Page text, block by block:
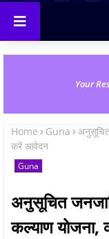
Your
Home Guna
अनुसूचित
करें आवेदन
Guna
अनुसूचित
कल्‍याण